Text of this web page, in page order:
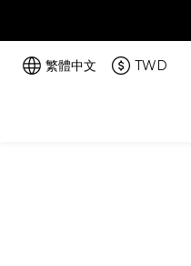
繁體中文 TWD